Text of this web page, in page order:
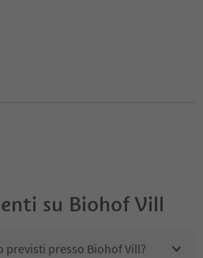
su Biohof Vill
previsti presso Biohof Vill?